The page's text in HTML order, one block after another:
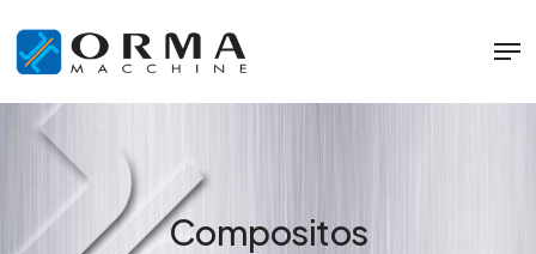
Compositos